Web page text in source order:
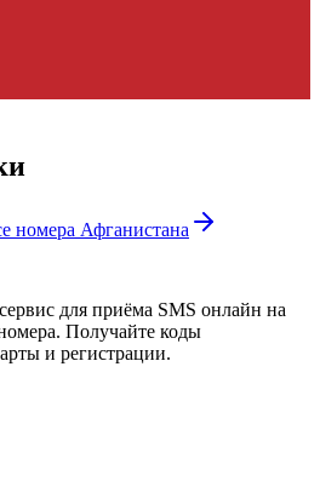
номера Афганистана
для приёма SMS онлайн на
Получайте коды
и регистрации.